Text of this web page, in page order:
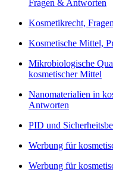
Fragen & Antworten
Kosmetikrecht,
Kosmetische Mittel,
Mikrobiologische
kosmetischer Mittel
Nanomaterialien in
Antworten
PID und
Werbung für
Werbung für